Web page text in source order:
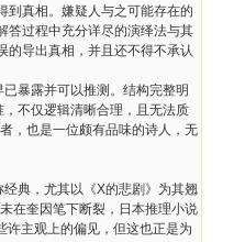
真相。嫌疑人与之可能存在的
答过程中充分详尽的演绎法与其
的导出真相，并且还不得不承认
暴露并可以推测。结构完整明
不仅逻辑清晰合理，且无法质
，也是一位颇有品味的诗人，无
典，尤其以《X的悲剧》为其翘
在奎因笔下断裂，日本推理小说
许主观上的偏见，但这也正是为